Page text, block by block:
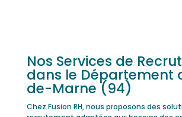
Nos Services de
dans le Département
de-Marne (94)
Chez Fusion RH, nous proposons des